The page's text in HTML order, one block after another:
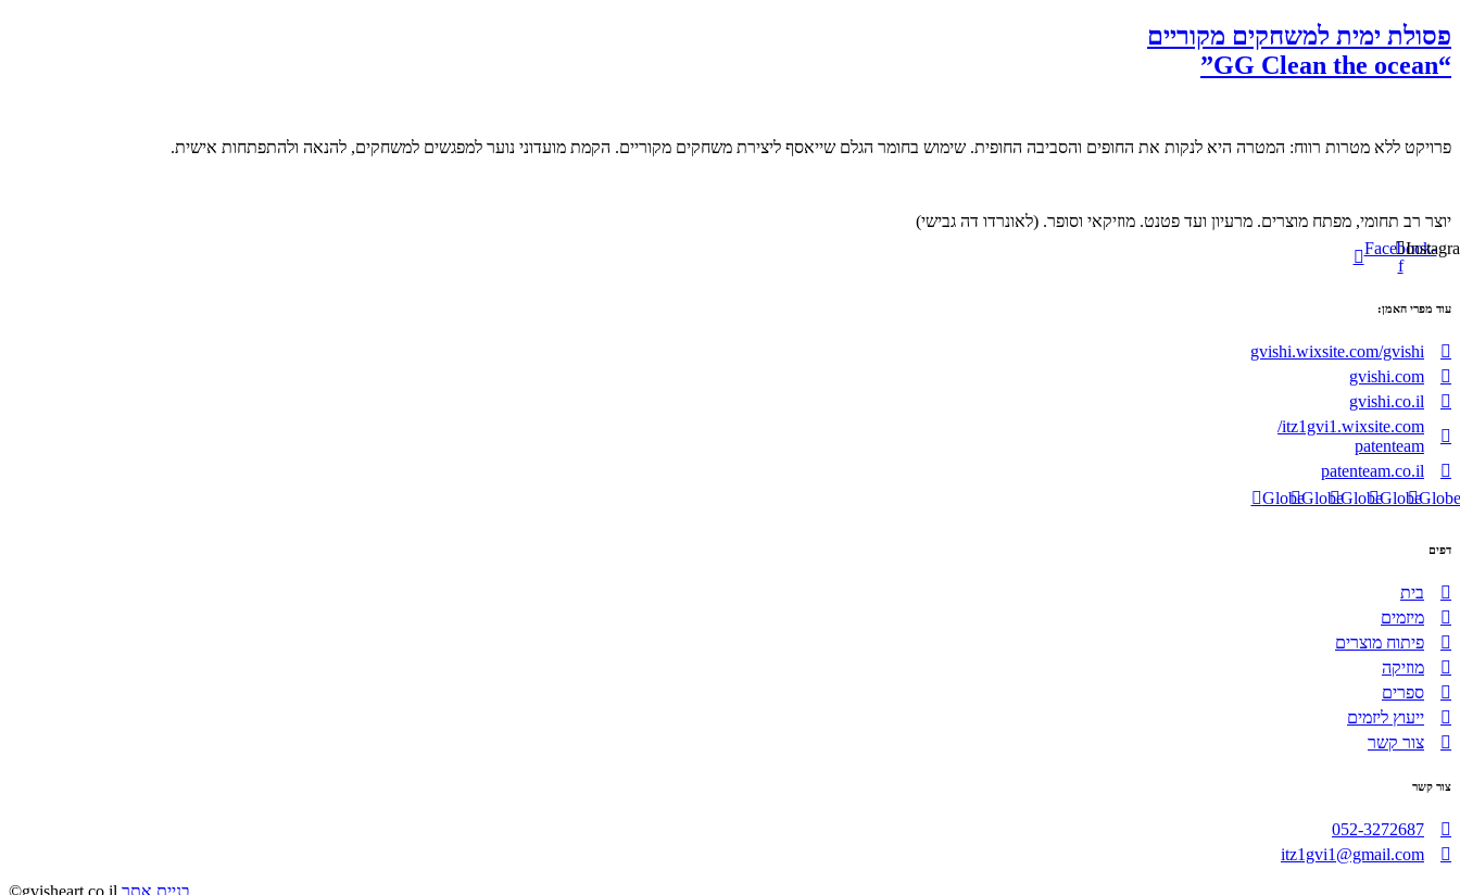
פסולת ימית למשחקים מקוריים
“GG Clean the ocean”
פרויקט ללא מטרות רווח: המטרה היא לנקות את החופים והסביבה החופית. שימוש בחומר הגלם שייאסף ליצירת משחקים מקוריים. הקמת מועדוני נוער למפגשים למשחקים, להנאה ולהתפתחות אישית.
יוצר רב תחומי, מפתח מוצרים. מרעיון ועד פטנט. מוזיקאי וסופר. (לאונרדו דה גבישי)
Facebook-
f
עוד מפרי האמן:
gvishi.wixsite.com/gvishi
gvishi.com
gvishi.co.il
itz1gvi1.wixsite.com/
patenteam
patenteam.co.il
Globe
Globe
Globe
Globe
Globe
דפים
בית
מיזמים
פיתוח מוצרים
מוזיקה
ספרים
ייעוץ ליזמים
צור קשר
צור קשר
052-3272687
itz1gvi1@gmail.com